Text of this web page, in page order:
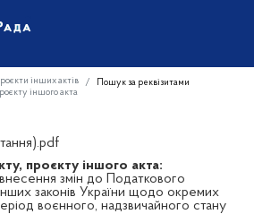
інших актів
Пошук за реквізитами
іншого акта
проєкту іншого акта:
змін до Податкового
законів України щодо окремих
воєнного, надзвичайного стану